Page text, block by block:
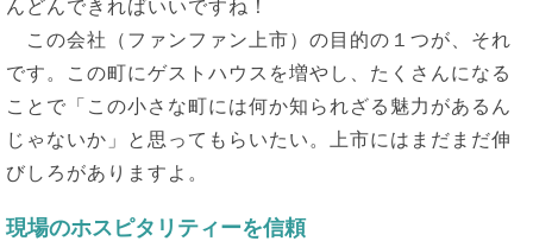
んどんできればいいですね！
この会社（ファンファン上市）の目的の１つが、それ
です。この町にゲストハウスを増やし、たくさんになる
ことで「この小さな町には何か知られざる魅力があるん
じゃないか」と思ってもらいたい。上市にはまだまだ伸
びしろがありますよ。
現場のホスピタリティーを信頼